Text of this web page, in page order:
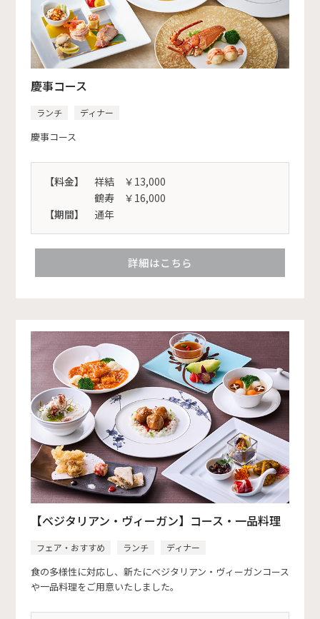
慶事コース
ランチ ディナー
慶事コース
【料金】
祥結 ￥13,000
鶴寿 ￥16,000
【期間】
通年
詳細はこちら
【ベジタリアン・ヴィーガン】コース・一品料理
フェア・おすすめ ランチ ディナー
食の多様性に対応し、新たにベジタリアン・ヴィーガンコース
や一品料理をご用意いたしました。